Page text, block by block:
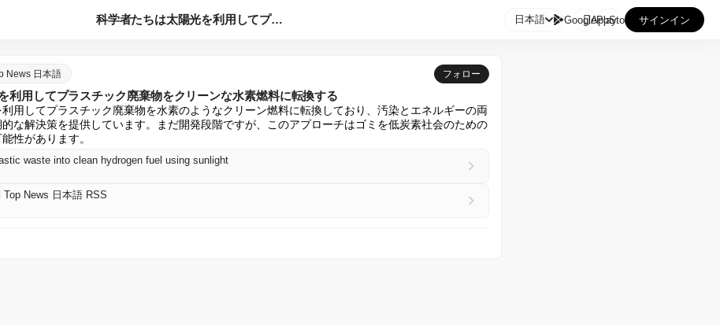
科学者たちは太陽光を利用してプラスチック廃棄物をクリーンな水... 日本語 GooglePlay
AppStore サインイン
News 日本語 フォロー
利用してプラスチック廃棄物をクリーンな水素燃料に転換する
用してプラスチック廃棄物を水素のようなクリーン燃料に転換しており、汚染とエネルギーの両
な解決策を提供しています。まだ開発段階ですが、このアプローチはゴミを低炭素社会のための
性があります。
waste into clean hydrogen fuel using sunlight
News 日本語 RSS